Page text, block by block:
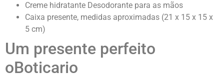
Creme hidratante Desodorante para as mãos
Caixa presente, medidas aproximadas (21 x 15 x 15 x
5 cm)
Um presente perfeito
oBoticario